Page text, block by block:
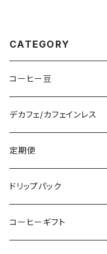
CATEGORY
コーヒー豆
デカフェ/カフェインレス
定期便
コーヒー豆
ドリップパック
ドリップパック
5個入り
コーヒーギフト